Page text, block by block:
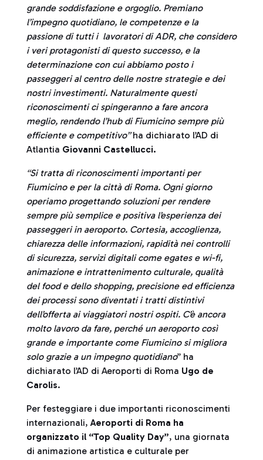
grande soddisfazione e orgoglio. Premiano
l’impegno quotidiano, le competenze e la
passione di tutti i lavoratori di ADR, che considero
i veri protagonisti di questo successo, e la
determinazione con cui abbiamo posto i
passeggeri al centro delle nostre strategie e dei
nostri investimenti. Naturalmente questi
riconoscimenti ci spingeranno a fare ancora
meglio, rendendo l’hub di Fiumicino sempre più
efficiente e competitivo”ha dichiarato l’AD di
Atlantia Giovanni Castellucci.
“Si tratta di riconoscimenti importanti per
Fiumicino e per la città di Roma. Ogni giorno
operiamo progettando soluzioni per rendere
sempre più semplice e positiva l’esperienza dei
passeggeri in aeroporto. Cortesia, accoglienza,
chiarezza delle informazioni, rapidità nei controlli
di sicurezza, servizi digitali come egates e wi-fi,
animazione e intrattenimento culturale, qualità
del food e dello shopping, precisione ed efficienza
dei processi sono diventati i tratti distintivi
dell’offerta ai viaggiatori nostri ospiti. C’è ancora
molto lavoro da fare, perché un aeroporto così
grande e importante come Fiumicino si migliora
solo grazie a un impegno quotidiano” ha
dichiarato l’AD di Aeroporti di Roma Ugo de
Carolis.
Per festeggiare i due importanti riconoscimenti
internazionali,Aeroporti di Roma ha
organizzato il “Top Quality Day”, una giornata
di animazione artistica e culturale per